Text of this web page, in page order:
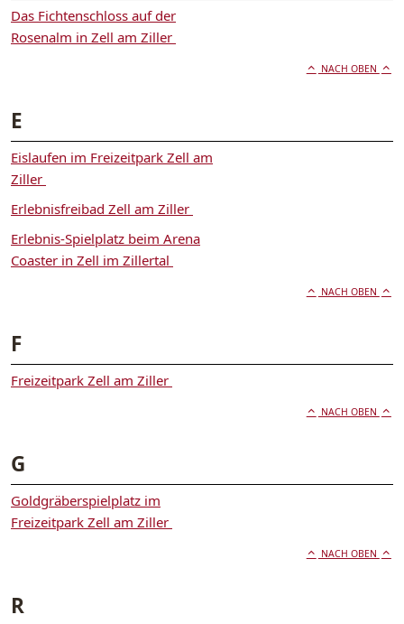
Das Fichtenschloss auf der
Rosenalm in Zell am Ziller
NACH OBEN
E
Eislaufen im Freizeitpark Zell am
Ziller
Erlebnisfreibad Zell am Ziller
Erlebnis-Spielplatz beim Arena
Coaster in Zell im Zillertal
NACH OBEN
F
Freizeitpark Zell am Ziller
NACH OBEN
G
Goldgräberspielplatz im
Freizeitpark Zell am Ziller
NACH OBEN
R